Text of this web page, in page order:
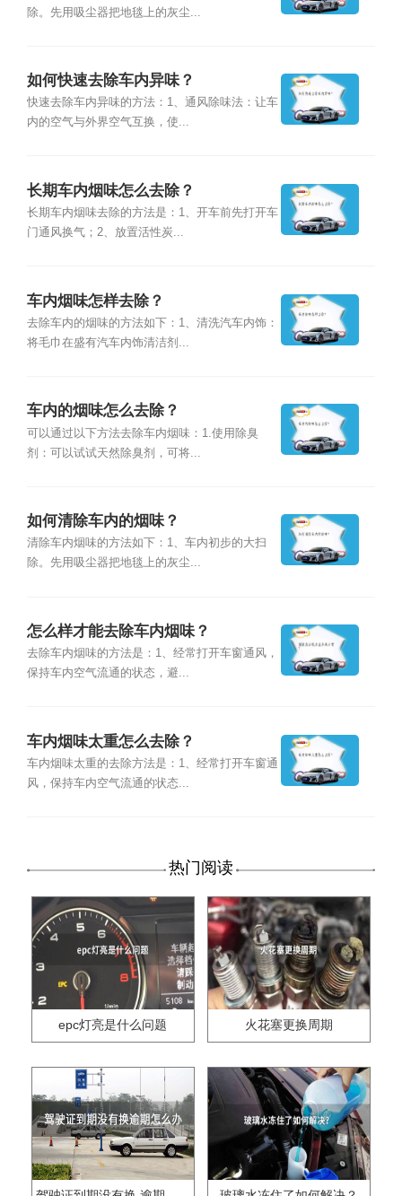
除。先用吸尘器把地毯上的灰尘...
如何快速去除车内异味？
快速去除车内异味的方法：1、通风除味法：让车
内的空气与外界空气互换，使...
长期车内烟味怎么去除？
长期车内烟味去除的方法是：1、开车前先打开车
门通风换气；2、放置活性炭...
车内烟味怎样去除？
去除车内的烟味的方法如下：1、清洗汽车内饰：
将毛巾在盛有汽车内饰清洁剂...
车内的烟味怎么去除？
可以通过以下方法去除车内烟味：1.使用除臭
剂：可以试试天然除臭剂，可将...
如何清除车内的烟味？
清除车内烟味的方法如下：1、车内初步的大扫
除。先用吸尘器把地毯上的灰尘...
怎么样才能去除车内烟味？
去除车内烟味的方法是：1、经常打开车窗通风，
保持车内空气流通的状态，避...
车内烟味太重怎么去除？
车内烟味太重的去除方法是：1、经常打开车窗通
风，保持车内空气流通的状态...
热门阅读
epc灯亮是什么问题 火花塞更换周期